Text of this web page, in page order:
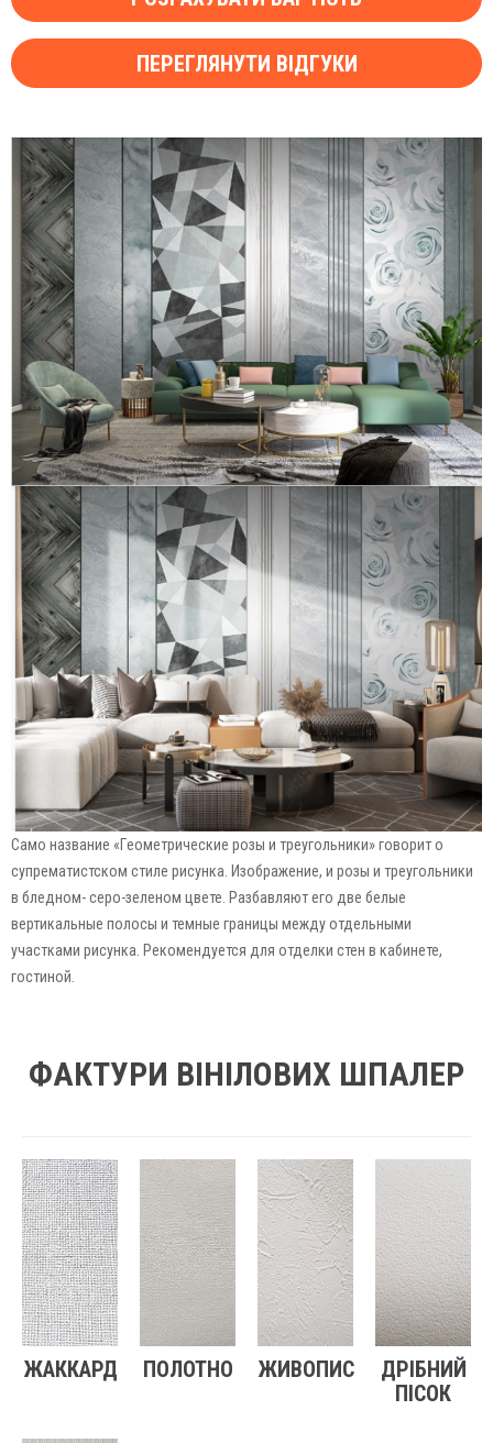
ПЕРЕГЛЯНУТИ ВІДГУКИ
Само название «Геометрические розы и треугольники» говорит о
супрематистском стиле рисунка. Изображение, и розы и треугольники
в бледном- серо-зеленом цвете. Разбавляют его две белые
вертикальные полосы и темные границы между отдельными
участками рисунка. Рекомендуется для отделки стен в кабинете,
гостиной.
ФАКТУРИ ВІНІЛОВИХ ШПАЛЕР
ЖАККАРД ПОЛОТНО ЖИВОПИС
ДРІБНИЙ
ПІСОК